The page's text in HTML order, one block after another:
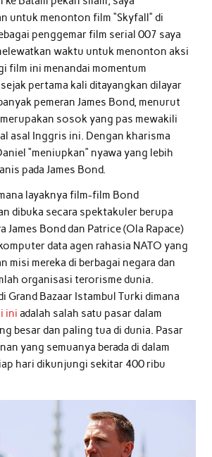
untuk menonton film “Skyfall” di
penggemar film serial 007 saya
waktu untuk menonton aksi
film ini menandai momentum
pertama kali ditayangkan dilayar
pemeran James Bond, menurut
sosok yang pas mewakili
asal Inggris ini. Dengan kharisma
“meniupkan” nyawa yang lebih
pada James Bond.
layaknya film-film Bond
dibuka secara spektakuler berupa
James Bond dan Patrice (Ola Rapace)
data agen rahasia NATO yang
misi mereka di berbagai negara dan
organisasi terorisme dunia.
Grand Bazaar Istambul Turki dimana
ini adalah salah satu pasar dalam
besar dan paling tua di dunia. Pasar
yang semuanya berada di dalam
hari dikunjungi sekitar 400 ribu